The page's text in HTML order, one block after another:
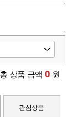
총 상품 금액 0 원
관심상품